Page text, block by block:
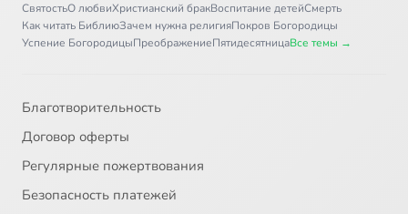
СвятостьО любвиХристианский бракВоспитание детейСмерть
Как читать БиблиюЗачем нужна религияПокров Богородицы
Успение БогородицыПреображениеПятидесятницаВсе темы →
Благотворительность
Договор оферты
Регулярные пожертвования
Безопасность платежей